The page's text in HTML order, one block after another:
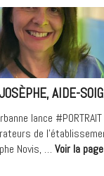
Urgence
Aorte
au
Médipôle
Lyon-
Villeurbanne »AIDE-
lance
de
Novis, … Voir la page